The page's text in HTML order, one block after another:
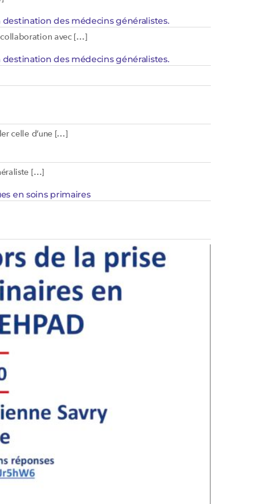
des médecins généralistes.
collaboration avec […]
des médecins généralistes.
celle d’une […]
[…]
en soins primaires